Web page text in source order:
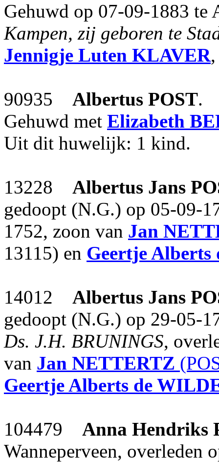
Gehuwd op 07-09-1883
Kampen, zij geboren te
Jennigje Luten KLAVER
90935 Albertus POST.
Gehuwd met Elizabeth
Uit dit huwelijk: 1 kind.
13228 Albertus Jans
gedoopt (N.G.) op 05-09-
1752, zoon van Jan
13115) en Geertje Alberts
14012 Albertus Jans
gedoopt (N.G.) op 29-05-
Ds. J.H. BRUNINGS,
van Jan NETTERTZ
Geertje Alberts de
104479 Anna Hendriks
Wanneperveen, overleden